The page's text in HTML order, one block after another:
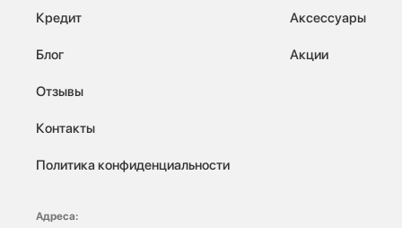
Кредит
Блог
Отзывы
Контакты
Политика конфиденциальности
Аксессуары
Акции
Адреса: